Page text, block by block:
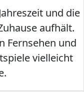
und die
aufhält.
Fernsehen und
vielleicht